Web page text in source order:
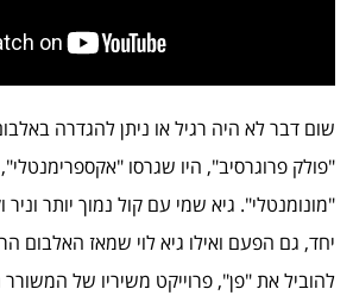
שום דבר לא היה רגיל או ניתן להגדרה
"פולק פרוגרסיב", היו שגרסו "אקספרימנטלי",
"מונומנטלי". גיא שמי עם קול נמוך יותר
יחד, גם הפעם ואילו גיא לוי שמאז האלבום
להוביל את "פן", פרוייקט משיריו של